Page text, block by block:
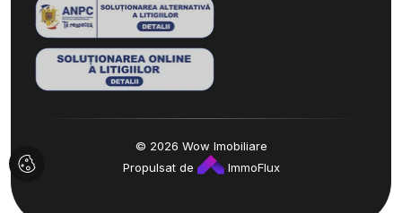
© 2026 Wow Imobiliare
Propulsat de
ImmoFlux